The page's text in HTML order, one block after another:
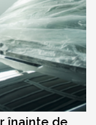
înainte de